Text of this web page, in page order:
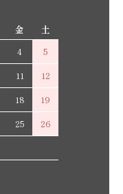
金
土
4
5
11
12
18
19
25
26